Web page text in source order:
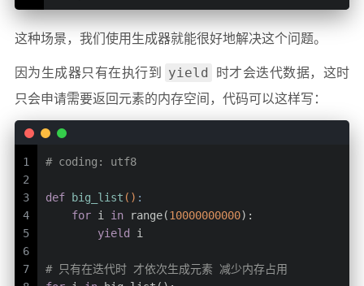
这种场景，我们使用生成器就能很好地解决这个问题。
因为生成器只有在执行到 yield
时才会迭代数据，这时
只会申请需要返回元素的内存空间，代码可以这样写：
1
2
3
4
5
6
7
# coding: utf8
def big_list () :
for i in range(10000000000):
yield
i
# 只有在迭代时 才依次生成元素 减少内存占用